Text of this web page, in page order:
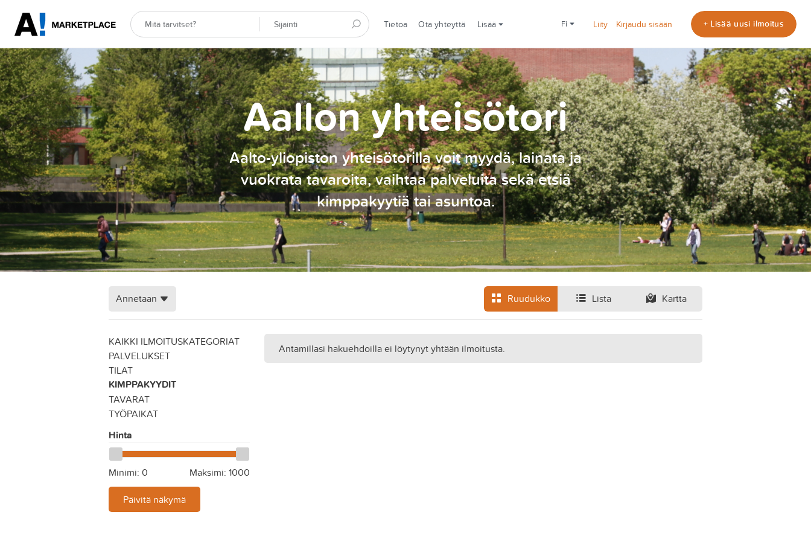
Tietoa Ota yhteyttä Lisää fi Liity Kirjaudu sisään + Lisää uusi ilmoitus
Aallon yhteisötori
Aalto-yliopiston yhteisötorilla voit myydä, lainata ja
vuokrata tavaroita, vaihtaa palveluita sekä etsiä
kimppakyytiä tai asuntoa.
Ruudukko Lista Kartta
Annetaan
KAIKKI ILMOITUSKATEGORIAT
PALVELUKSET
TILAT
KIMPPAKYYDIT
TAVARAT
TYÖPAIKAT
Hinta
Minimi: 0 Maksimi: 1000
Päivitä näkymä
Antamillasi hakuehdoilla ei löytynyt yhtään ilmoitusta.